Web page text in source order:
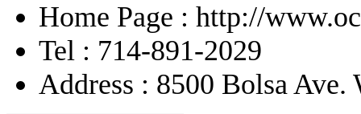
Home Page : http://
Tel : 714-891-2029
Address : 8500 Bolsa Ave.